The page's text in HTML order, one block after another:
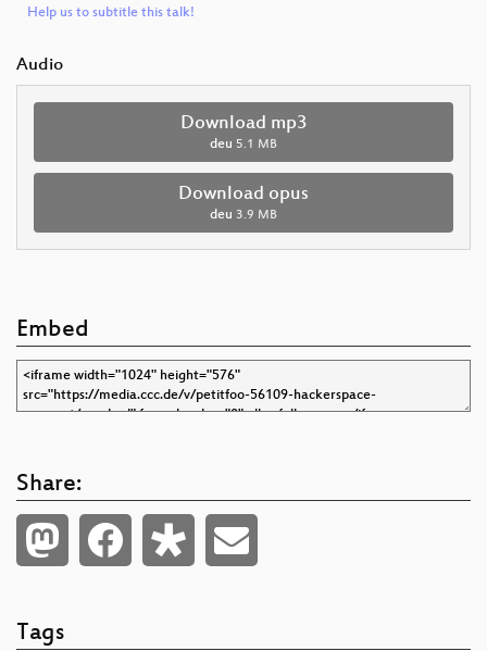
Help us to subtitle this talk!
Audio
Download mp3
deu 5.1 MB
Download opus
deu 3.9 MB
Embed
Share:
Tags